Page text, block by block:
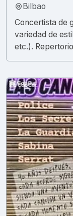
Bilbao
Concertista de
variedad de
etc.).